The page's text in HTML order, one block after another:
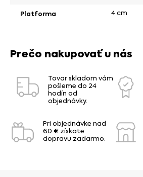
Platforma 4 cm
Prečo nakupovať u nás
Tovar skladom vám
pošleme do 24
hodín od
objednávky.
Pri objednávke nad
60 € získate
dopravu zadarmo.